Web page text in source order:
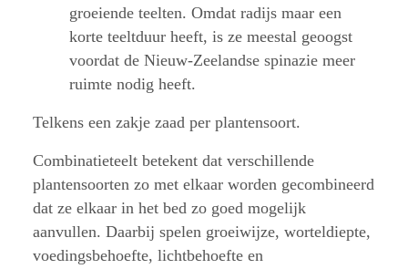
groeiende teelten. Omdat radijs maar een
korte teeltduur heeft, is ze meestal geoogst
voordat de Nieuw-Zeelandse spinazie meer
ruimte nodig heeft.
Telkens een zakje zaad per plantensoort.
Combinatieteelt betekent dat verschillende
plantensoorten zo met elkaar worden gecombineerd
dat ze elkaar in het bed zo goed mogelijk
aanvullen. Daarbij spelen groeiwijze, worteldiepte,
voedingsbehoefte, lichtbehoefte en